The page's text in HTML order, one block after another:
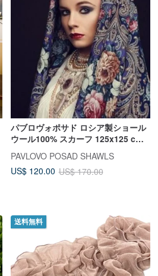
パブロヴォポサド ロシア製ショール
ウール100% スカーフ 125x125 cm
ラップ シルクフリンジ 1437-14
PAVLOVO POSAD SHAWLS
US$ 120.00 US$ 170.00
送料無料